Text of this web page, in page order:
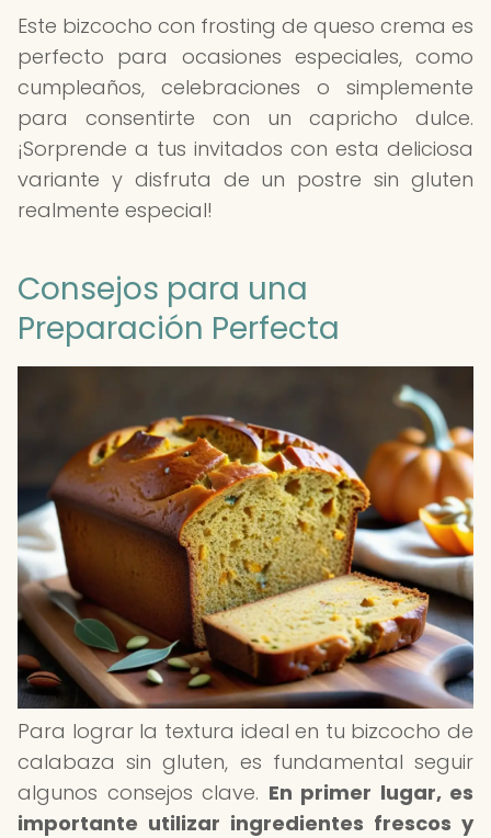
Este bizcocho con frosting de queso crema es
perfecto para ocasiones especiales, como
cumpleaños, celebraciones o simplemente
para consentirte con un capricho dulce.
¡Sorprende a tus invitados con esta deliciosa
variante y disfruta de un postre sin gluten
realmente especial!
Consejos para una
Preparación Perfecta
Para lograr la textura ideal en tu bizcocho de
calabaza sin gluten, es fundamental seguir
algunos consejos clave. En primer lugar, es
importante utilizar ingredientes frescos y